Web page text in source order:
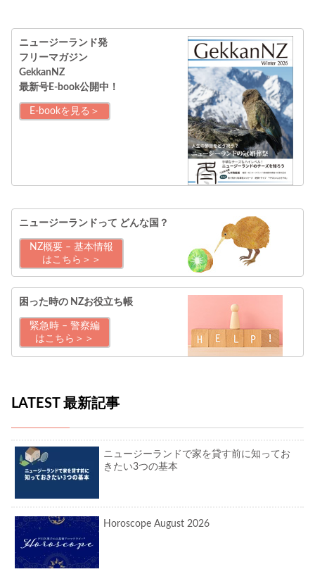
ニュージーランド発
フリーマガジン
GekkanNZ
最新号E-book公開中！
E-bookを見る＞
ニュージーランドって どんな国？
NZ概要 – 基本情報
はこちら＞＞
困った時の NZお役立ち帳
緊急時 – 警察編
はこちら＞＞
LATEST 最新記事
ニュージーランドで家を貸す前に知ってお
きたい3つの基本
Horoscope August 2026